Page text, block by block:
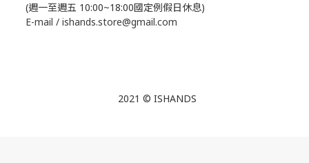
(週一至週五 10:00~18:00國定例假日休息)
E-mail / ishands.store@gmail.com
2021 © ISHANDS